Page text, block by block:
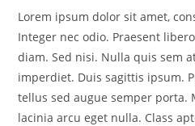
Lorem ipsum dolor sit amet,
Integer nec odio. Praesent
diam. Sed nisi. Nulla quis sem
imperdiet. Duis sagittis ipsum.
tellus sed augue semper porta.
lacinia arcu eget nulla. Class